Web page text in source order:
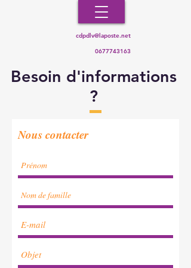
cdpdlv@laposte.net
0677743163
Besoin d'informations
?
Nous contacter